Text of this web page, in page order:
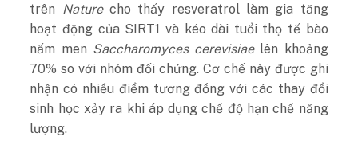
trên Naturecho thấy resveratrol làm gia tăng
hoạt động của SIRT1 và kéo dài tuổi thọ tế bào
nấm men Saccharomyces cerevisiaelên khoảng
70% so với nhóm đối chứng. Cơ chế này được ghi
nhận có nhiều điểm tương đồng với các thay đổi
sinh học xảy ra khi áp dụng chế độ hạn chế năng
lượng.